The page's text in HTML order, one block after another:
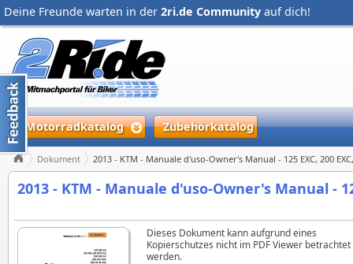
Deine Freunde warten in der 2ri.de Community auf dich!
Motorradkatalog Zubehörkatalog
Dokument 2013 - KTM - Manuale d'uso-Owner's Manual - 125 EXC, 200 EXC,
2013 - KTM - Manuale d'uso-Owner's Manual -
Dieses Dokument kann aufgrund eines
Kopierschutzes nicht im PDF Viewer betrachtet
werden.